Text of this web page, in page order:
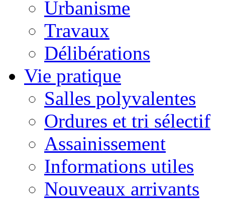
Urbanisme
Travaux
Délibérations
Vie pratique
Salles polyvalentes
Ordures et tri sélectif
Assainissement
Informations utiles
Nouveaux arrivants